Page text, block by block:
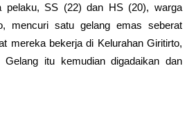
pelaku, SS (22) dan HS (20), warga
mencuri satu gelang emas seberat
mereka bekerja di Kelurahan Giritirto,
Gelang itu kemudian digadaikan dan